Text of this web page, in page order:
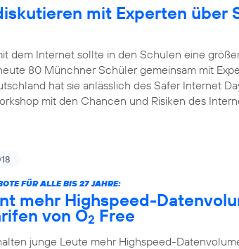
mit Experten über
dem Internet sollte in den Schulen eine
80 Münchner Schüler gemeinsam mit
hat sie anlässlich des Safer Internet
mit den Chancen und Risiken des
FÜR ALLE BIS 27 JAHRE:
mehr Highspeed-
von O2 Free
junge Leute mehr Highspeed-